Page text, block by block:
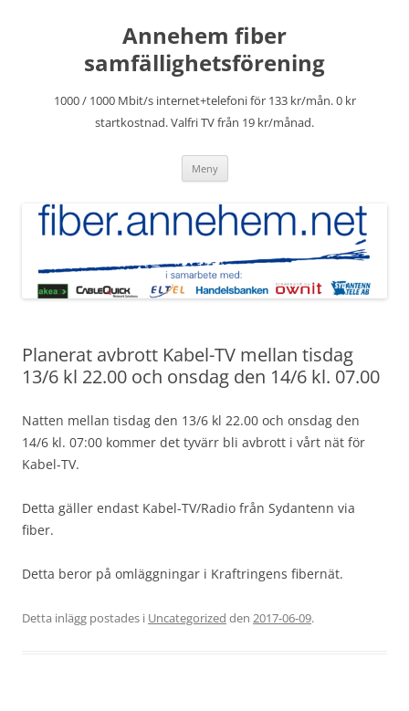
Annehem fiber
samfällighetsförening
1000 / 1000 Mbit/s internet+telefoni för 133 kr/mån. 0 kr
startkostnad. Valfri TV från 19 kr/månad.
Meny
Planerat avbrott Kabel-TV mellan tisdag
13/6 kl 22.00 och onsdag den 14/6 kl. 07.00
Natten mellan tisdag den 13/6 kl 22.00 och onsdag den
14/6 kl. 07:00 kommer det tyvärr bli avbrott i vårt nät för
Kabel-TV.
Detta gäller endast Kabel-TV/Radio från Sydantenn via
fiber.
Detta beror på omläggningar i Kraftringens fibernät.
Detta inlägg postades i Uncategorized den 2017-06-09.